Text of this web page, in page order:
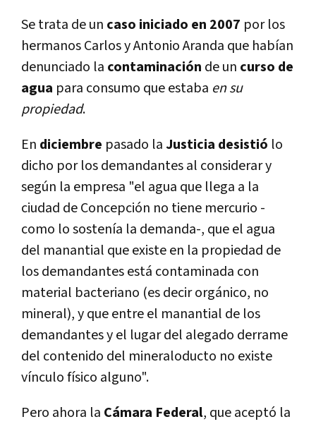
Se trata de un caso iniciado en 2007 por los
hermanos Carlos y Antonio Aranda que habían
denunciado la contaminación de un curso de
agua para consumo que estaba en su
propiedad.
En diciembre pasado laJusticia desistió lo
dicho por los demandantes al considerar y
según la empresa "el agua que llega a la
ciudad de Concepción no tiene mercurio -
como lo sostenía la demanda-, que el agua
del manantial que existe en la propiedad de
los demandantes está contaminada con
material bacteriano (es decir orgánico, no
mineral), y que entre el manantial de los
demandantes y el lugar del alegado derrame
del contenido del mineraloducto no existe
vínculo físico alguno".
Pero ahora la Cámara Federal, que aceptó la